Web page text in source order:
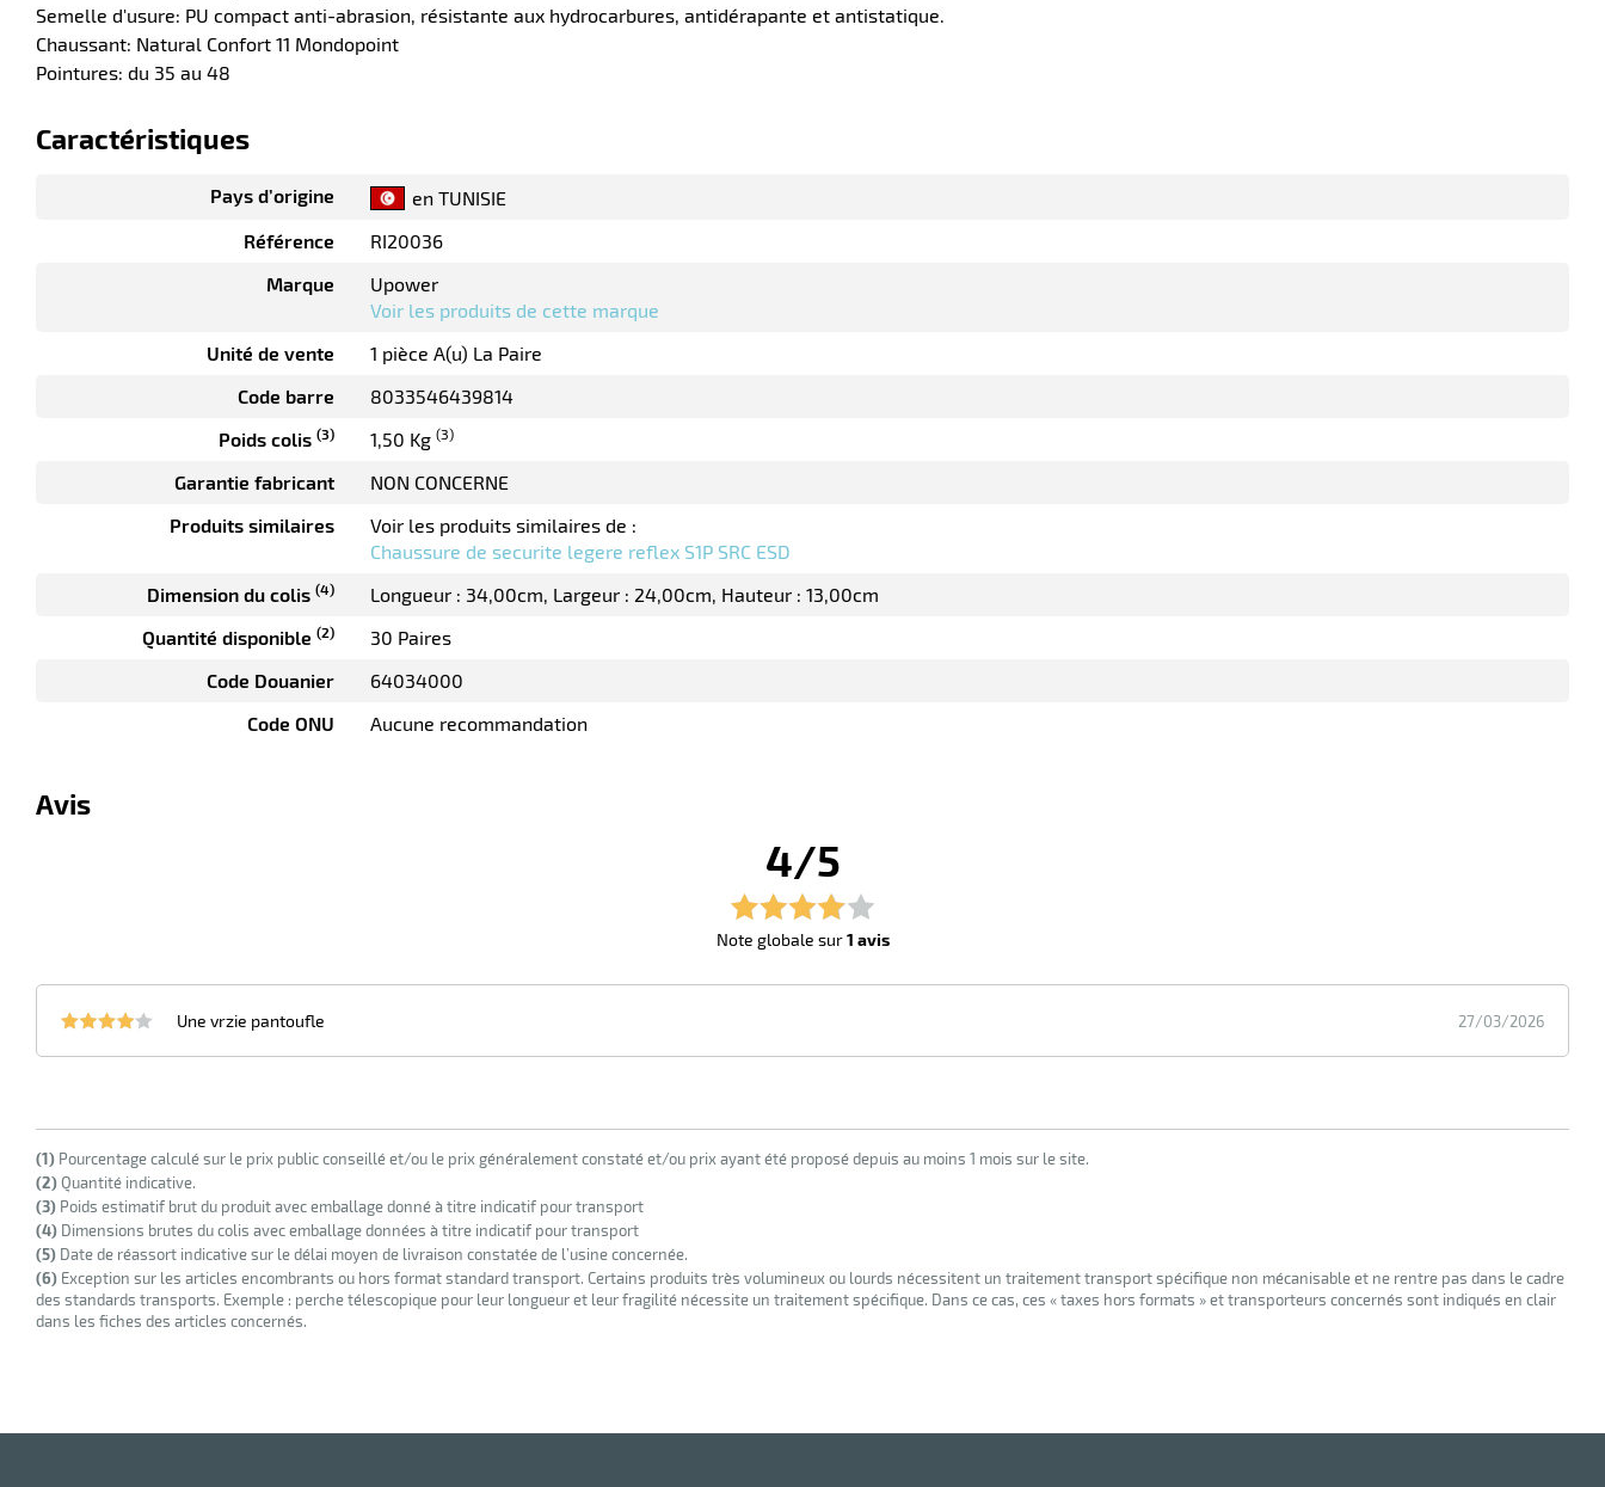
Semelle d'usure: PU compact anti-abrasion, résistante aux hydrocarbures, antidérapante et antistatique.
Chaussant: Natural Confort 11 Mondopoint
Pointures: du 35 au 48
Caractéristiques
Pays d’origine
en TUNISIE
Référence
RI20036
Marque
Upower
Voir les produits de cette marque
Unité de vente
1 pièce A(u) La Paire
Code barre
8033546439814
Poids colis (3) 1,50 Kg (3)
Garantie fabricant
NON CONCERNE
Produits similaires
Voir les produits similaires de :
Chaussure de securite legere reflex S1P SRC ESD
Dimension du colis (4) Longueur : 34,00cm Largeur : 24,00cm Hauteur : 13,00cm
Quantité disponible (2)
30 Paires
Code Douanier
64034000
Code ONU
Aucune recommandation
Avis
4/5
Note globale sur1 avis
Une vrzie pantoufle 27/03/2026
(1) Pourcentage calculé sur le prix public conseillé et/ou le prix généralement constaté et/ou prix ayant été proposé depuis au moins 1 mois sur le site.
(2)Quantité indicative.
(3) Poids estimatif brut du produit avec emballage donné à titre indicatif pour transport
(4) Dimensions brutes du colis avec emballage données à titre indicatif pour transport
(5) Date de réassort indicative sur le délai moyen de livraison constatée de l’usine concernée.
(6) Exception sur les articles encombrants ou hors format standard transport. Certains produits très volumineux ou lourds nécessitent un traitement transport spécifique non mécanisable et ne rentre pas dans le cadre
des standards transports. Exemple : perche télescopique pour leur longueur et leur fragilité nécessite un traitement spécifique. Dans ce cas, ces « taxes hors formats » et transporteurs concernés sont indiqués en clair
dans les fiches des articles concernés.